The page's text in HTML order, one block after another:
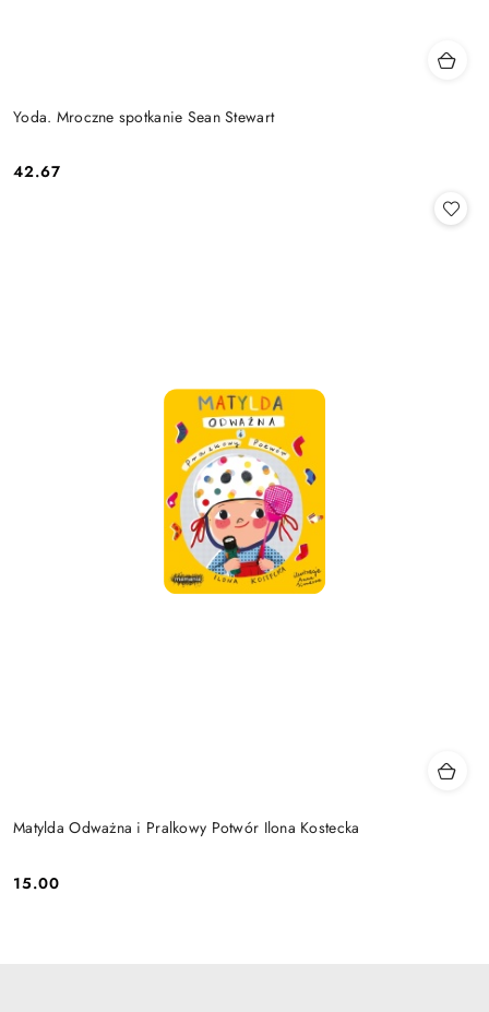
Yoda. Mroczne spotkanie Sean Stewart
Cena:
42.67
Matylda Odważna i Pralkowy Potwór Ilona Kostecka
Cena:
15.00